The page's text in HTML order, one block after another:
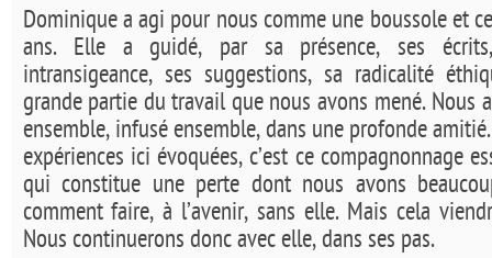
Dominique a agi pour nous comme une boussole et
ans. Elle a guidé, par sa présence, ses
intransigeance, ses suggestions, sa radicalité
grande partie du travail que nous avons mené. Nous
ensemble, infusé ensemble, dans une profonde
expériences ici évoquées, c’est ce compagnonnage
qui constitue une perte dont nous avons
comment faire, à l’avenir, sans elle. Mais cela
Nous continuerons donc avec elle, dans ses pas.